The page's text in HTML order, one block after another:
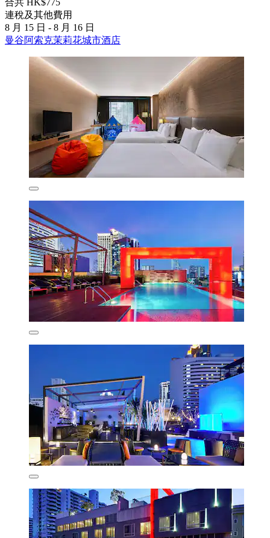
連稅及其他費用
8 月 15 日 - 8 月 16 日
曼谷阿索克茉莉花城市酒店